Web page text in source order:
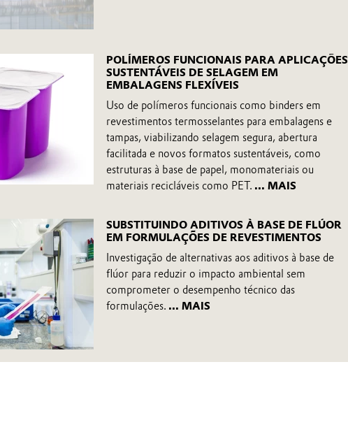
POLÍMEROS FUNCIONAIS PARA APLICAÇÕES
SUSTENTÁVEIS DE SELAGEM EM
EMBALAGENS FLEXÍVEIS
Uso de polímeros funcionais como binders em
revestimentos termosselantes para embalagens e
tampas, viabilizando selagem segura, abertura
facilitada e novos formatos sustentáveis, como
estruturas à base de papel, monomateriais ou
materiais recicláveis como PET. ... MAIS
SUBSTITUINDO ADITIVOS À BASE DE FLÚOR
EM FORMULAÇÕES DE REVESTIMENTOS
Investigação de alternativas aos aditivos à base de
flúor para reduzir o impacto ambiental sem
comprometer o desempenho técnico das
formulações. ... MAIS